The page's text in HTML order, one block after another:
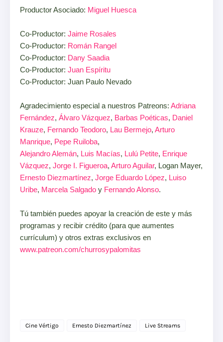
Productor Asociado: Miguel Huesca
Co-Productor: Jaime Rosales
Co-Productor: Román Rangel
Co-Productor: Dany Saadia
Co-Productor: Juan Espíritu
Co-Productor: Juan Paulo Nevado
Agradecimiento especial a nuestros Patreons: Adriana
Fernández, Álvaro Vázquez, Barbas Poéticas, Daniel
Krauze, Fernando Teodoro, Lau Bermejo, Arturo
Manrique, Pepe Ruiloba,
Alejandro Alemán, Luis Macías, Lulú Petite, Enrique
Vázquez, Jorge I. Figueroa, Arturo Aguilar, Logan Mayer,
Ernesto Diezmartínez, Jorge Eduardo López, Luiso
Uribe, Marcela Salgado y Fernando Alonso.
Tú también puedes apoyar la creación de este y más
programas y recibir crédito (para que aumentes
currículum) y otros extras exclusivos en
www.patreon.com/churrosypalomitas
Cine Vértigo Ernesto Diezmartínez Live Streams